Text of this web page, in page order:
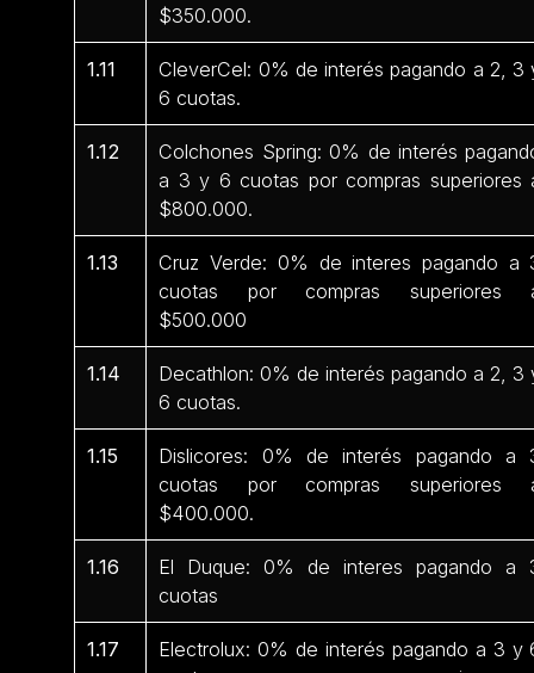
$350.000.
1.11
CleverCel: 0% de interés pagando a 2, 3
6 cuotas.
1.12
Colchones Spring: 0% de interés
a 3 y 6 cuotas por compras superiores
$800.000.
1.13
Cruz Verde: 0% de interes pagando a
cuotas por compras superiores
$500.000
1.14
Decathlon: 0% de interés pagando a 2, 3
6 cuotas.
1.15
Dislicores: 0% de interés pagando a
cuotas por compras superiores
$400.000.
1.16
El Duque: 0% de interes pagando a
cuotas
1.17
Electrolux: 0% de interés pagando a 3 y